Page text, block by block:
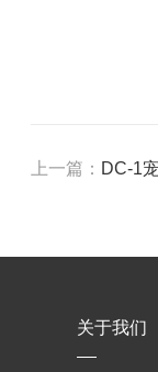
上一篇： DC-1
关于我们